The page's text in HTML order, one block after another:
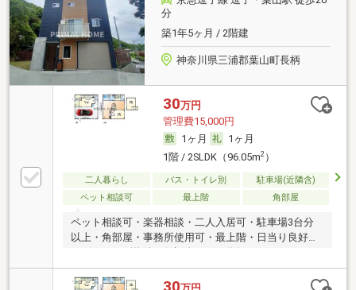
分
築1年5ヶ月 / 2階建
神奈川県三浦郡葉山町長柄
30万円
管理費15,000円
1ヶ月
1ヶ月
1階 / 2SLDK（96.05m2）
二人暮らし バス・トイレ別
駐車場(近隣含)
ペット相談可
最上階 角部屋
ペット相談可・楽器相談・二人入居可・駐車場3台分
以上・角部屋・事務所使用可・最上階・日当り良好・
デザイナーズ物件・保証人不要／代行
30